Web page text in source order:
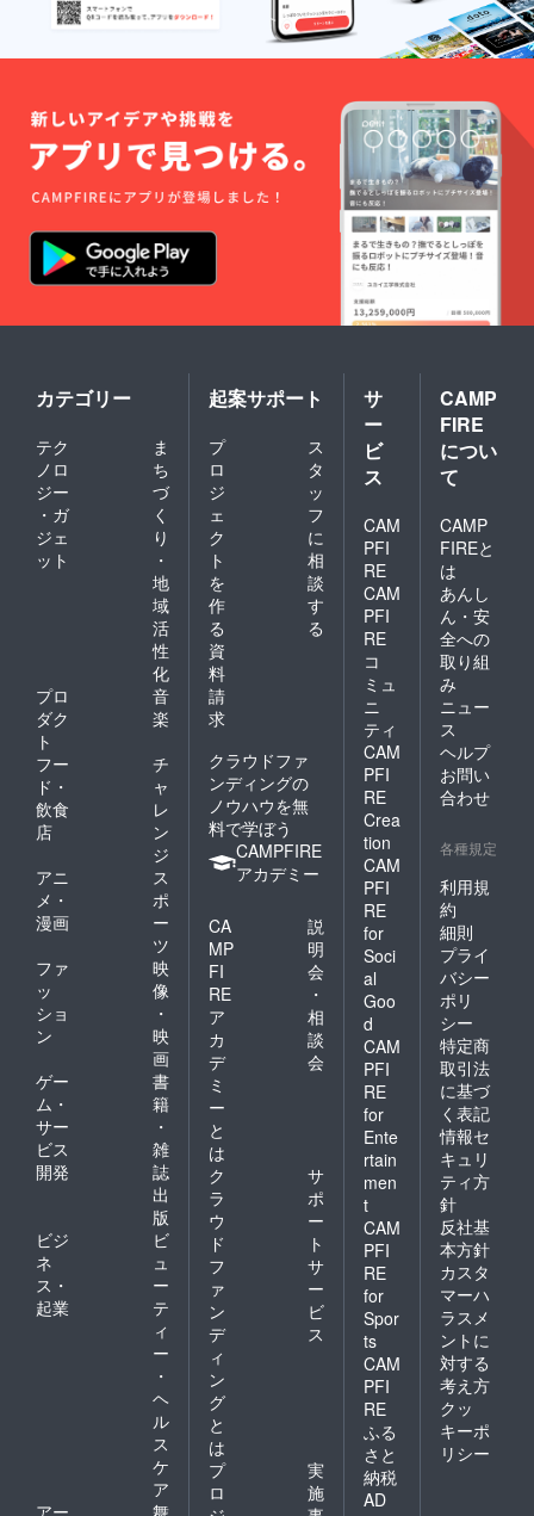
カテゴリー
テク
ノロ
ジー
・ガ
ジェ
ット
ま
ち
づ
く
り
・
地
域
活
性
化
プロ
ダク
ト
音
楽
フー
ド・
飲食
店
チ
ャ
レ
ン
ジ
アニ
メ・
漫画
ス
ポ
ー
ツ
ファ
ッ
ショ
ン
映
像
・
映
画
ゲー
ム・
サー
ビス
開発
書
籍
・
雑
誌
出
版
ビジ
ネ
ス・
起業
ビ
ュ
ー
テ
ィ
ー
・
ヘ
ル
ス
ケ
ア
起案サポート
プ
ロ
ジ
ェ
ク
ト
を
作
る
ス
タ
ッ
フ
に
相
談
す
る
資
料
請
求
クラウドファ
ンディングの
ノウハウを無
料で学ぼう
CAMPFIRE
アカデミー
CA
MP
FI
RE
ア
カ
デ
ミ
ー
と
は
説
明
会
・
相
談
会
ク
ラ
ウ
ド
フ
ァ
ン
デ
ィ
ン
グ
と
は
サ
ポ
ー
ト
サ
ー
ビ
ス
プ
ロ
実
施
サ
ー
ビ
ス
CAM
PFI
RE
CAM
PFI
RE
コ
ミュ
ニ
ティ
CAM
PFI
RE
Crea
tion
CAM
PFI
RE
for
Soci
al
Goo
d
CAM
PFI
RE
for
Ente
rtain
men
t
CAM
PFI
RE
for
Spor
ts
CAM
PFI
RE
ふる
さと
納税
AD
CAMP
FIRE
につい
て
CAMP
FIREと
は
あんし
ん・安
全への
取り組
み
ニュー
ス
ヘルプ
お問い
合わせ
各種規定
利用規
約
細則
プライ
バシー
ポリ
シー
特定商
取引法
に基づ
く表記
情報セ
キュリ
ティ方
針
反社基
本方針
カスタ
マーハ
ラスメ
ントに
対する
考え方
クッ
キーポ
リシー